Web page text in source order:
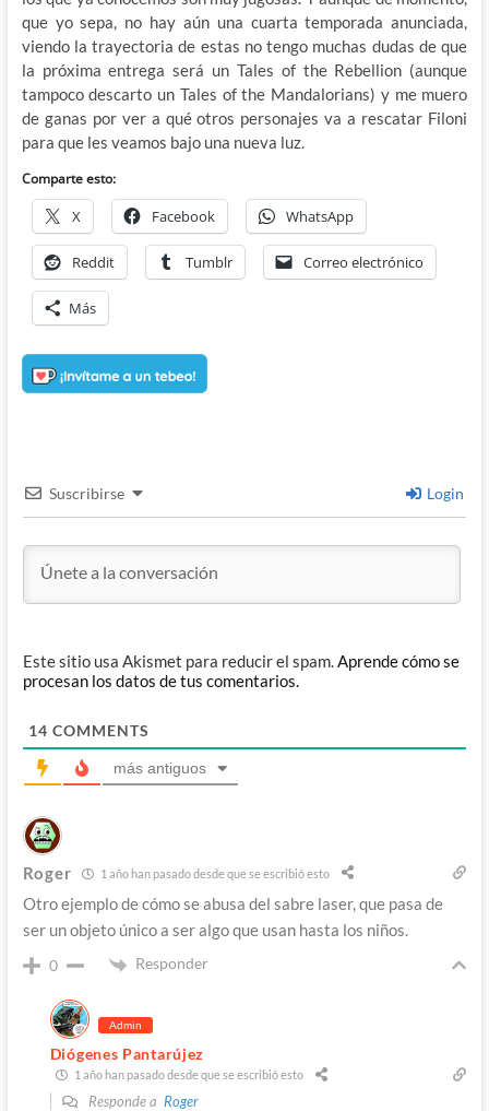
que yo sepa, no hay aún una cuarta temporada anunciada,
viendo la trayectoria de estas no tengo muchas dudas de que
la próxima entrega será un Tales of the Rebellion (aunque
tampoco descarto un Tales of the Mandalorians) y me muero
de ganas por ver a qué otros personajes va a rescatar Filoni
para que les veamos bajo una nueva luz.
Comparte esto:
X Facebook WhatsApp
Reddit Tumblr Correo electrónico
Más
Suscribirse Login
Este sitio usa Akismet para reducir el spam.Aprende cómo se
procesan los datos de tus comentarios.
14 COMMENTS
más antiguos
Roger 1 año han pasado desde que se escribió esto
Otro ejemplo de cómo se abusa del sabre laser, que pasa de
ser un objeto único a ser algo que usan hasta los niños.
0 Responder
Admin
Diógenes Pantarújez
1 año han pasado desde que se escribió esto
Responde a Roger